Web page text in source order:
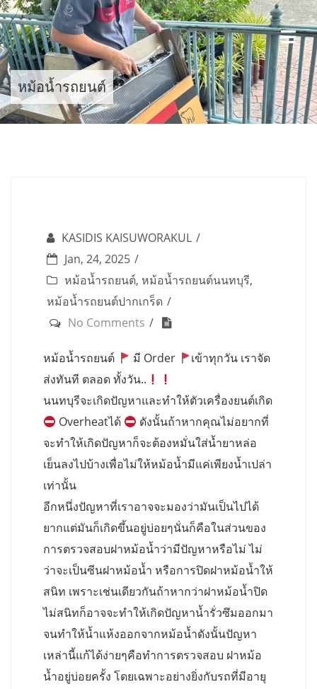
Skip
to
content
หม้อน้ำรถยนต์
KASIDIS KAISUWORAKUL
Jan, 24, 2025
หม้อน้ำรถยนต์, หม้อน้ำรถยนต์นนทบุรี,
หม้อน้ำรถยนต์ปากเกร็ด
No Comments
หม้อน้ำรถยนต์ มี Order
เข้าทุกวัน เราจัด
ส่งทันที ตลอด ทั้งวัน..
นนทบุรีจะเกิดปัญหาและทำให้ตัวเครื่องยนต์เกิด
Overheatได้
ดังนั้นถ้าหากคุณไม่อยากที่
จะทำให้เกิดปัญหาก็จะต้องหมั่นใส่น้ำยาหล่อ
เย็นลงไปบ้างเพื่อไม่ให้หม้อน้ำมีแค่เพียงน้ำเปล่า
เท่านั้น
อีกหนึ่งปัญหาที่เราอาจจะมองว่ามันเป็นไปได้
ยากแต่มันก็เกิดขึ้นอยู่บ่อยๆนั่นก็คือในส่วนของ
การตรวจสอบฝาหม้อน้ำว่ามีปัญหาหรือไม่ ไม่
ว่าจะเป็นซีนฝาหม้อน้ำ หรือการปิดฝาหม้อน้ำให้
สนิท เพราะเช่นเดียวกันถ้าหากว่าฝาหม้อน้ำปิด
ไม่สนิทก็อาจจะทำให้เกิดปัญหาน้ำรั่วซึมออกมา
จนทำให้น้ำแห้งออกจากหม้อน้ำดังนั้นปัญหา
เหล่านี้แก้ได้ง่ายๆคือทำการตรวจสอบ ฝาหม้อ
น้ำอยู่บ่อยครั้ง โดยเฉพาะอย่างยิ่งกับรถที่มีอายุ